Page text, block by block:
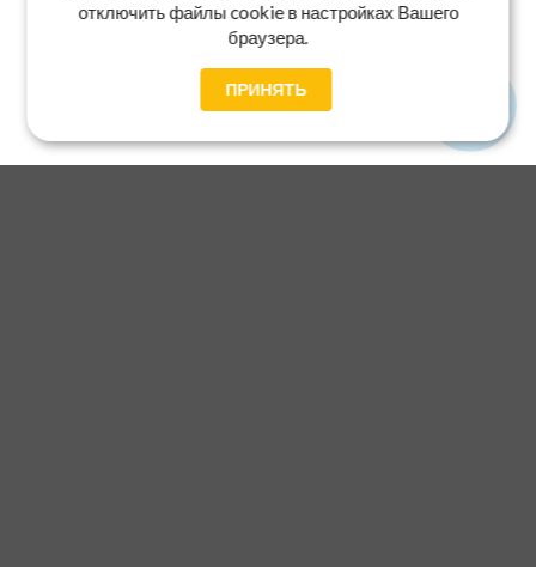
отключить файлы cookie в настройках Вашего
браузера.
ПРИНЯТЬ